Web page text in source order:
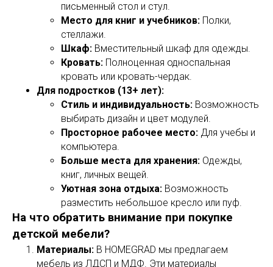
письменный стол и стул.
Место для книг и учебников: Полки,
стеллажи.
Шкаф: Вместительный шкаф для одежды.
Кровать: Полноценная односпальная
кровать или кровать-чердак.
Для подростков (13+ лет):
Стиль и индивидуальность: Возможность
выбирать дизайн и цвет модулей.
Просторное рабочее место: Для учебы и
компьютера.
Больше места для хранения: Одежды,
книг, личных вещей.
Уютная зона отдыха: Возможность
разместить небольшое кресло или пуф.
На что обратить внимание при покупке
детской мебели?
Материалы: В HOMEGRAD мы предлагаем
мебель из ЛДСП и МДФ. Эти материалы